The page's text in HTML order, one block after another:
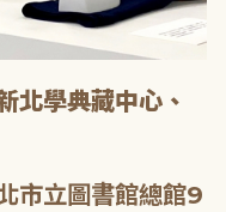
北學典藏中心、
市立圖書館總館9